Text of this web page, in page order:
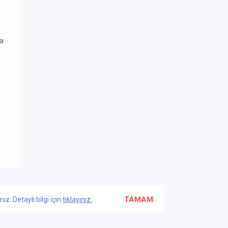
Detaylı bilgi için tıklayınız. TAMAM